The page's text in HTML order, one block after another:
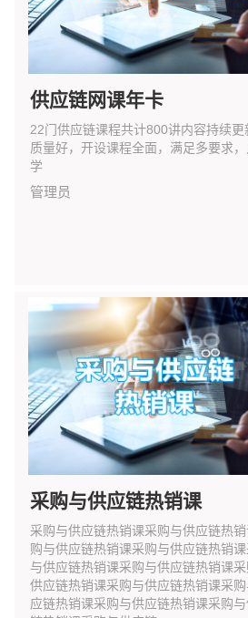
供应链网课年卡
22门供应链课程共计800讲内容持续
质量好，开设课程全面，满足多要求
学
管理员
采购与供应链热销课
采购与供应链热销课采购与供应链热
购与供应链热销课采购与供应链热销
与供应链热销课采购与供应链热销课
供应链热销课采购与供应链热销课采
应链热销课采购与供应链热销课采购